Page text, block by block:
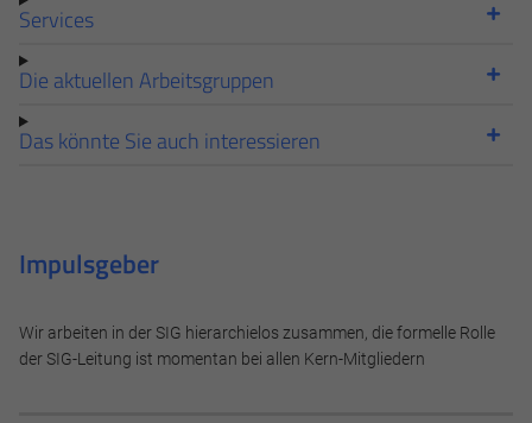
Services
Die aktuellen Arbeitsgruppen
Das könnte Sie auch interessieren
Impulsgeber
Wir arbeiten in der SIG hierarchielos zusammen, die formelle Rolle
der SIG-Leitung ist momentan bei allen Kern-Mitgliedern